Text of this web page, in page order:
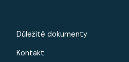
PATICKA -
Důležité dokumenty
Kontakt